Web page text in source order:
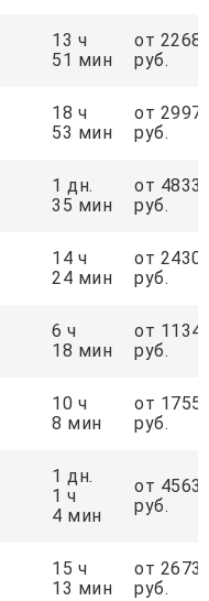
13 ч
51 мин
от
руб.
18 ч
53 мин
от
руб.
1 дн.
35 мин
от
руб.
14 ч
24 мин
от
руб.
6 ч
18 мин
от
руб.
10 ч
8 мин
от
руб.
1 дн.
1 ч
4 мин
от
руб.
15 ч
13 мин
от
руб.